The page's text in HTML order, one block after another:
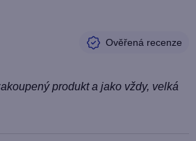
hvězdiček.
produkt a jako vždy, velká